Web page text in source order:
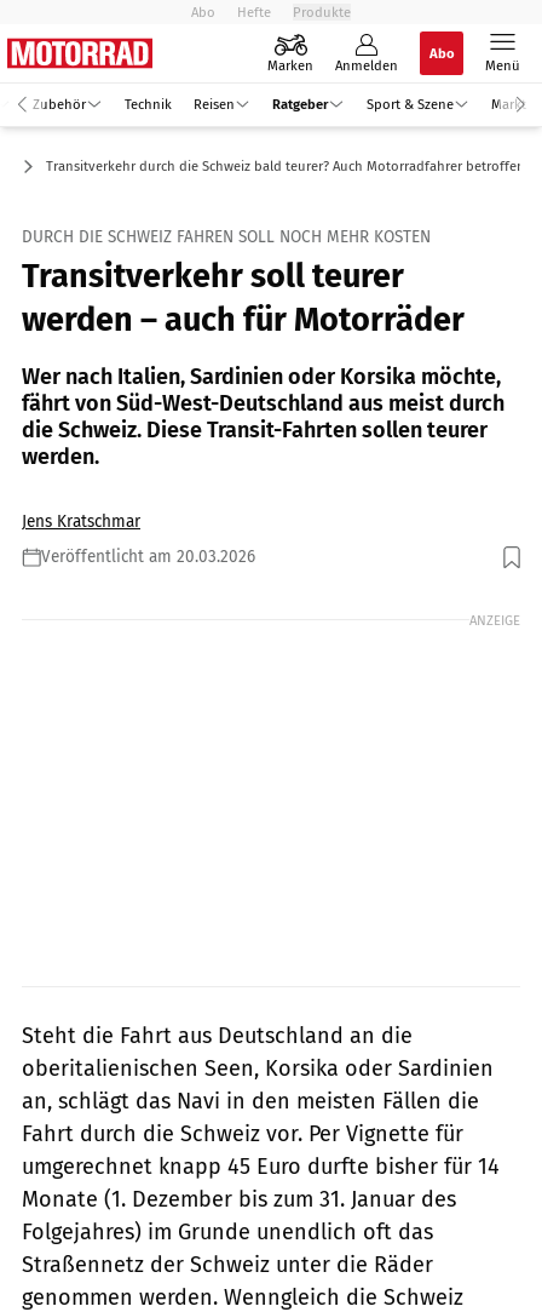
Abo Hefte Produkte
Marken Anmelden
Abo
Menü
Zubehör Technik Reisen Ratgeber Sport & Szene Markt
Transitverkehr durch die Schweiz bald teurer? Auch Motorradfahrer betroffen
DURCH DIE SCHWEIZ FAHREN SOLL NOCH MEHR KOSTEN
Transitverkehr soll teurer
werden – auch für Motorräder
Wer nach Italien, Sardinien oder Korsika möchte,
fährt von Süd-West-Deutschland aus meist durch
die Schweiz. Diese Transit-Fahrten sollen teurer
werden.
Jens Kratschmar
Veröffentlicht am 20.03.2026
Foto: promobil
ANZEIGE
Steht die Fahrt aus Deutschland an die
oberitalienischen Seen, Korsika oder Sardinien
an, schlägt das Navi in den meisten Fällen die
Fahrt durch die Schweiz vor. Per Vignette für
umgerechnet knapp 45 Euro durfte bisher für 14
Monate (1. Dezember bis zum 31. Januar des
Folgejahres) im Grunde unendlich oft das
Straßennetz der Schweiz unter die Räder
genommen werden. Wenngleich die Schweiz